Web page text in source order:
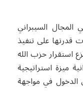
السيبراني
قدرتها على تنفيذ
استقرار حزب الله
ميزة استراتيجية
في مواجهة